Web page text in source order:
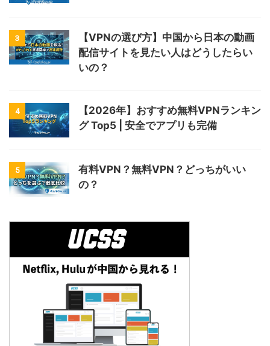
3
【VPNの選び方】中国から日本の動画
配信サイトを見たい人はどうしたらい
いの？
4
【2026年】おすすめ無料VPNランキン
グ Top5 | 安全でアプリも完備
5
有料VPN？無料VPN？どっちがいい
の？